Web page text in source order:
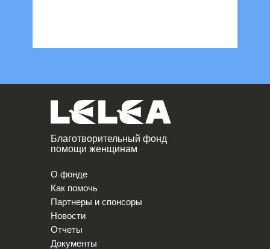
Благотворительный фонд
помощи женщинам
О фонде
Как помочь
Партнеры и спонсоры
Новости
Отчеты
Документы